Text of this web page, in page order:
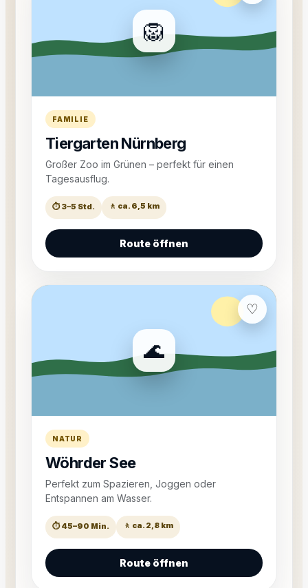
🦁
FAMILIE
Tiergarten Nürnberg
Großer Zoo im Grünen – perfekt für einen
Tagesausflug.
⏱ 3–5 Std. 🚶 ca. 6,5 km
Route öffnen
🌊
♡
NATUR
Wöhrder See
Perfekt zum Spazieren, Joggen oder
Entspannen am Wasser.
⏱ 45–90 Min. 🚶 ca. 2,8 km
Route öffnen